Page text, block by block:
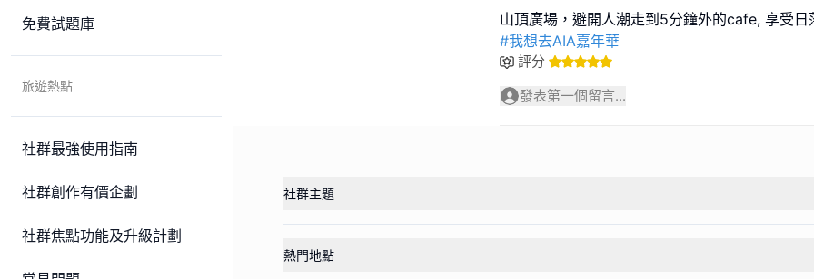
免費試題庫
旅遊熱點
社群最強使用指南
社群創作有價企劃
社群焦點功能及升級計劃
#我想去AIA嘉年華
評分
發表第一個留言...
社群主題
熱門地點